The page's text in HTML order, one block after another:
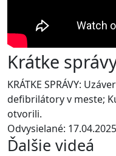
Krátke
KRÁTKE SPRÁVY:
defibrilátory v meste;
otvorili.
Odvysielané:
Ďalšie videá